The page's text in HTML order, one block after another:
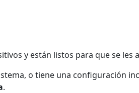
y están listos para que se
o tiene una configuración
.